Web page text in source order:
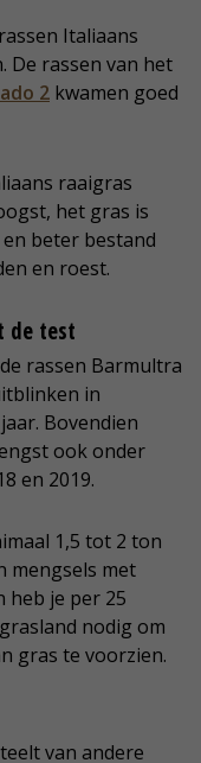
Italiaans
De rassen van het
2 kwamen goed
raaigras
het gras is
beter bestand
en roest.
de test
rassen Barmultra
in
Bovendien
ook onder
en 2019.
1,5 tot 2 ton
mengsels met
heb je per 25
nodig om
gras te voorzien.
van andere